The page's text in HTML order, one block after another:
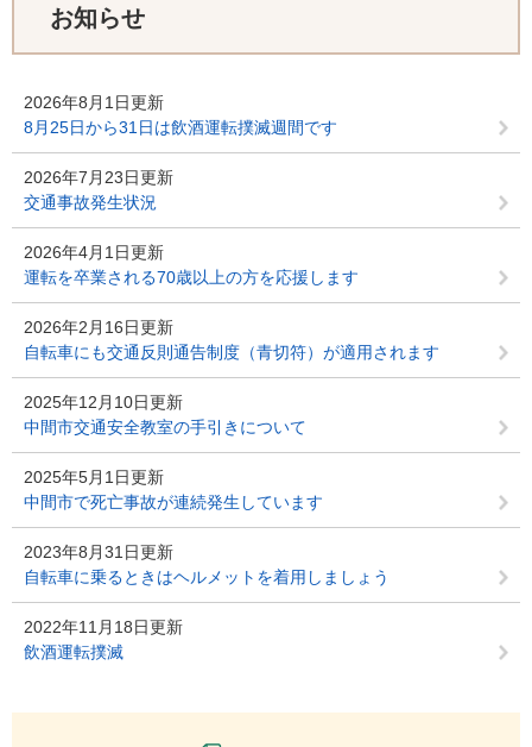
お知らせ
2026年8月1日更新
8月25日から31日は飲酒運転撲滅週間です
2026年7月23日更新
交通事故発生状況
2026年4月1日更新
運転を卒業される70歳以上の方を応援します
2026年2月16日更新
自転車にも交通反則通告制度（青切符）が適用されます
2025年12月10日更新
中間市交通安全教室の手引きについて
2025年5月1日更新
中間市で死亡事故が連続発生しています
2023年8月31日更新
自転車に乗るときはヘルメットを着用しましょう
2022年11月18日更新
飲酒運転撲滅